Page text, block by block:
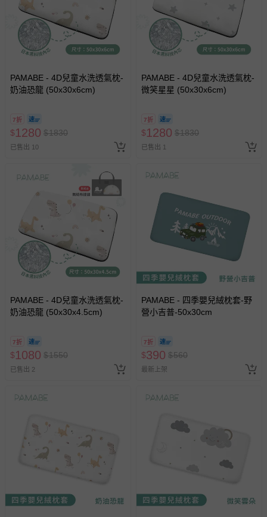
-個人衛生用品（例如尿布、貼身衣物、泳裝、襪子、地
墊、寢具類等）。
-新生兒親膚衣物（嬰幼兒包巾與背巾、包屁衣、學習
褲、紗布衣等）。
-接觸性孕哺產品（奶嘴、奶瓶、擠乳器、哺乳衣、托腹
-其他原廠盒裝商品封口處已貼上「不可拆封」，或具警
示字句等說明貼紙、封條者。
國際航空、客運、訂房等服務。
相關的退換貨辦理流程，可詳見：退換貨 & 退款問題
其他常見問題：
運送服務：目前提供的運送僅限台灣本島。如您位於離島地
區，可能會無法配送，或須依據商品需加收離島運費。廠商
亦保留出貨與否的權利。離島、偏遠地區、樓層親送等加價
費用，可能會另需加收。
商品實際的配達日期，可於訂單個人資料內的查詢訂單內，
已出貨通知之訊息為主。
如您收到商品，請依正常流程檢查是否完好，若商品遇瑕疵
情形，您可申請更換新品或退貨，請見：退貨的辦理流程。
若您對於會員帳號、商品訂購與資訊、購物流程、付款方
問，你可詳見：
媽咪愛客服中心。
預購商品：預購為海外同步代購，遇缺貨即會通知媽咪並協
助取消退款事宜。
商品如因「價格、組合」等錯誤原因，導致無法安排出貨，
PAMABE - 4D兒童水洗透氣枕-
奶油恐龍 (50x30x6cm)
7折
$1280 $1830
已售出 10
PAMABE - 4D兒童水洗透氣枕-
微笑星星 (50x30x6cm)
7折
$1280 $1830
已售出 1
PAMABE - 4D兒童水洗透氣枕-
奶油恐龍 (50x30x4.5cm)
7折
$1080 $1550
已售出 2
PAMABE - 四季嬰兒絨枕套-野
營小吉普-50x30cm
7折
$390 $560
最新上架